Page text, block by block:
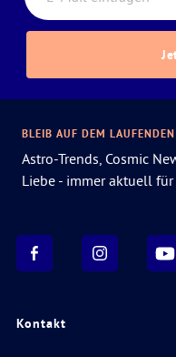
Kontakt
BLEIB AUF DEM
Astro-Trends, Cosmic
Liebe - immer aktuell